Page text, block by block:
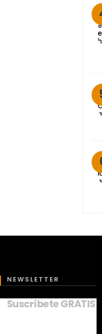
NEWSLETTER
Suscríbete GRATIS a